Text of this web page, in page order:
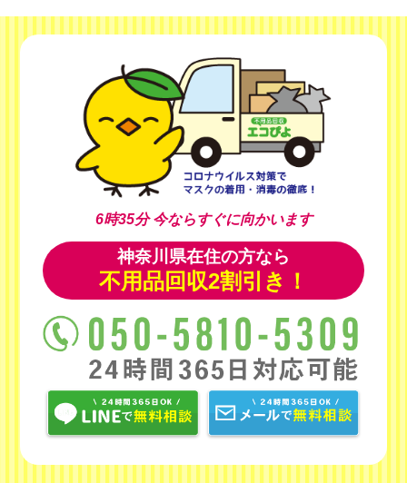
6時35分今ならすぐに向かいます
神奈川県在住の方なら
不用品回収2割引き！